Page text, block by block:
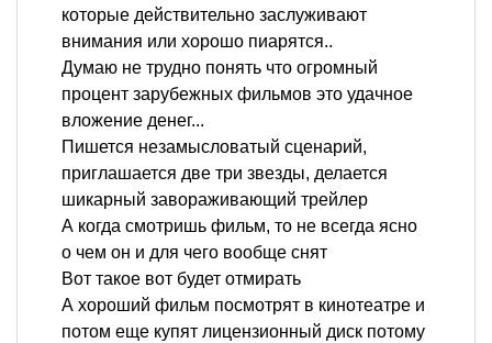
которые действительно заслуживают
внимания или хорошо пиарятся..
Думаю не трудно понять что огромный
процент зарубежных фильмов это удачное
вложение денег...
Пишется незамысловатый сценарий,
приглашается две три звезды, делается
шикарный завораживающий трейлер
А когда смотришь фильм, то не всегда ясно
о чем он и для чего вообще снят
Вот такое вот будет отмирать
А хороший фильм посмотрят в кинотеатре и
потом еще купят лицензионный диск потому